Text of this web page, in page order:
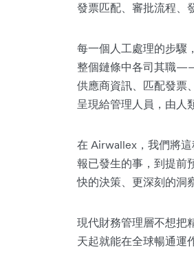
發票匹配、審批流程、
每一個人工處理的步驟
整個鏈條中各司其職
供應商資訊、匹配發票
呈現給管理人員，由人
在 Airwallex，我們將
報已發生的事，到提前
快的決策、更深刻的洞
現代財務管理層不想把
天起就能在全球暢通運